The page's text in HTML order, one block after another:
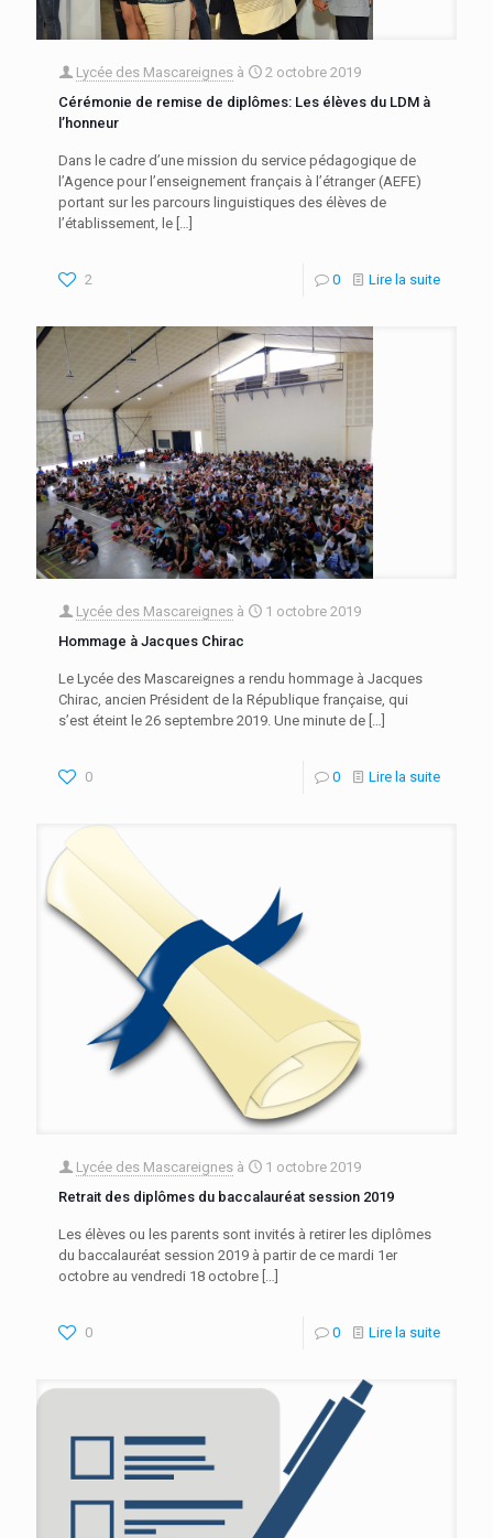
Lycée des Mascareignes à
2 octobre 2019
Cérémonie de remise de diplômes: Les élèves du LDM à
l’honneur
Dans le cadre d’une mission du service pédagogique de
l’Agence pour l’enseignement français à l’étranger (AEFE)
portant sur les parcours linguistiques des élèves de
l’établissement, le […]
2 0 Lire la suite
Lycée des Mascareignes à
1 octobre 2019
Hommage à Jacques Chirac
Le Lycée des Mascareignes a rendu hommage à Jacques
Chirac, ancien Président de la République française, qui
s’est éteint le 26 septembre 2019. Une minute de […]
0 0 Lire la suite
Lycée des Mascareignes à
1 octobre 2019
Retrait des diplômes du baccalauréat session 2019
Les élèves ou les parents sont invités à retirer les diplômes
du baccalauréat session 2019 à partir de ce mardi 1er
octobre au vendredi 18 octobre […]
0 0 Lire la suite